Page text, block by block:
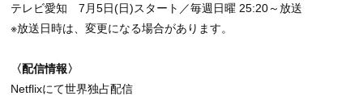
テレビ愛知 7月5日(日)スタート／毎週日曜 25:20～放送
※放送日時は、変更になる場合があります。
〈配信情報〉
Netflixにて世界独占配信